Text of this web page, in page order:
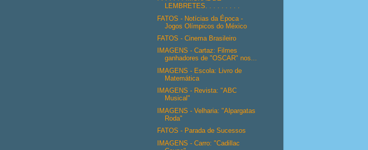
LEMBRETES. . . . . . . . .
FATOS - Notícias da Época -
Jogos Olímpicos do México
FATOS - Cinema Brasileiro
IMAGENS - Cartaz: Filmes
ganhadores de "OSCAR" nos...
IMAGENS - Escola: Livro de
Matemática
IMAGENS - Revista: "ABC
Musical"
IMAGENS - Velharia: "Alpargatas
Roda"
FATOS - Parada de Sucessos
IMAGENS - Carro: "Cadillac